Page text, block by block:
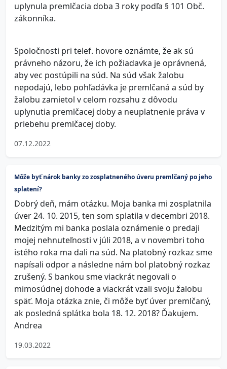
uplynula premlčacia doba 3 roky podľa § 101 Obč.
zákonníka.
Spoločnosti pri telef. hovore oznámte, že ak sú
právneho názoru, že ich požiadavka je oprávnená,
aby vec postúpili na súd. Na súd však žalobu
nepodajú, lebo pohľadávka je premlčaná a súd by
žalobu zamietol v celom rozsahu z dôvodu
uplynutia premlčacej doby a neuplatnenie práva v
priebehu premlčacej doby.
07.12.2022
Môže byť nárok banky zo zosplatneného úveru premlčaný po jeho
splatení?
Dobrý deň, mám otázku. Moja banka mi zosplatnila
úver 24. 10. 2015, ten som splatila v decembri 2018.
Medzitým mi banka poslala oznámenie o predaji
mojej nehnuteľnosti v júli 2018, a v novembri toho
istého roka ma dali na súd. Na platobný rozkaz sme
napísali odpor a následne nám bol platobný rozkaz
zrušený. S bankou sme viackrát negovali o
mimosúdnej dohode a viackrát vzali svoju žalobu
späť. Moja otázka znie, či môže byť úver premlčaný,
ak posledná splátka bola 18. 12. 2018? Ďakujem.
Andrea
19.03.2022